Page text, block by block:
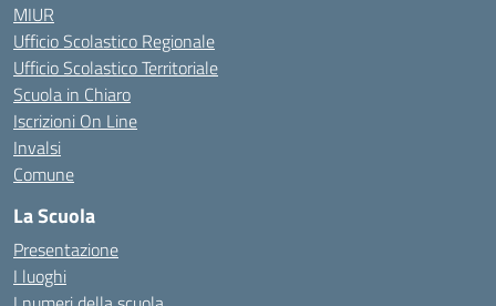
MIUR
Ufficio Scolastico Regionale
Ufficio Scolastico Territoriale
Scuola in Chiaro
Iscrizioni On Line
Invalsi
Comune
La Scuola
Presentazione
I luoghi